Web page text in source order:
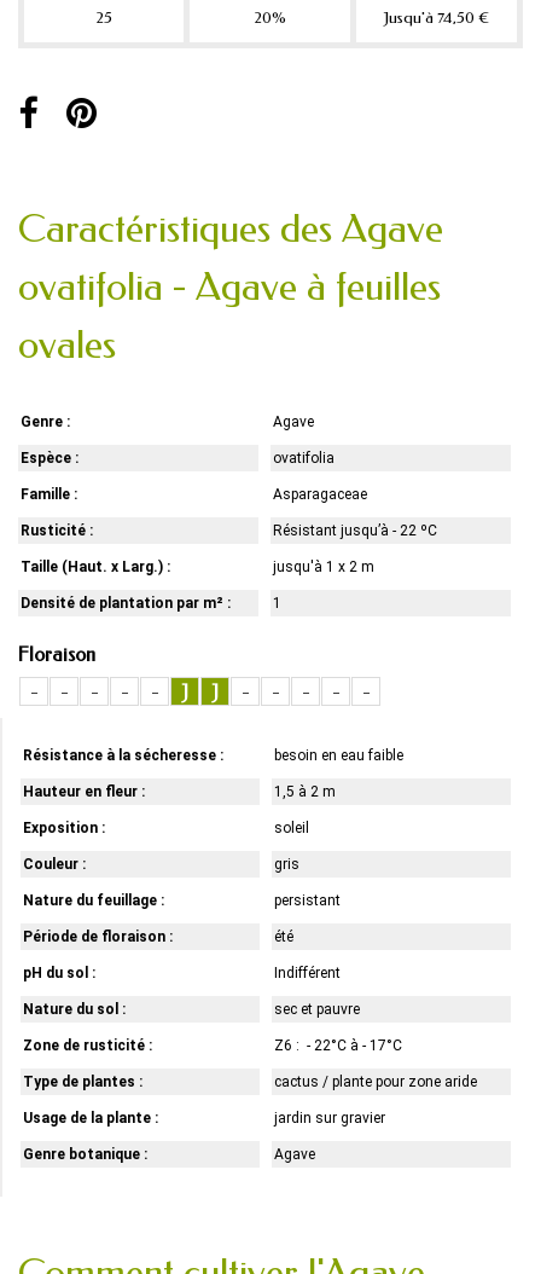
25 20% Jusqu'à 74,50 €
Caractéristiques des Agave
ovatifolia - Agave à feuilles
ovales
Genre : Agave
Espèce : ovatifolia
Famille : Asparagaceae
Rusticité : Résistant jusqu’à - 22 ºC
Taille (Haut. x Larg.) : jusqu'à 1 x 2 m
Densité de plantation par m² : 1
Floraison
-
- - - - J J - - - - -
Résistance à la sécheresse : besoin en eau faible
Hauteur en fleur : 1,5 à 2 m
Exposition : soleil
Couleur : gris
Nature du feuillage : persistant
Période de floraison : été
pH du sol : Indifférent
Nature du sol : sec et pauvre
Zone de rusticité : Z6 : - 22°C à - 17°C
Type de plantes : cactus / plante pour zone aride
Usage de la plante : jardin sur gravier
Genre botanique : Agave